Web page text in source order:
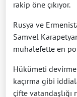
rakip öne çıkıyor.
Rusya ve
Samvel
muhalefette en
Hükümeti
kaçırma gibi
çifte